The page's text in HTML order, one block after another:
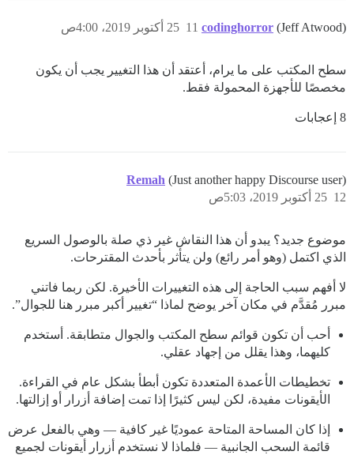
codinghorror (Jeff Atwood) 25 أكتوبر 2019، 4:00ص 11
سطح المكتب على ما يرام، أعتقد أن هذا التغيير يجب أن يكون
مخصصًا للأجهزة المحمولة فقط.
8 إعجابات
Remah (Just another happy Discourse user)
25 أكتوبر 2019، 5:03ص 12
موضوع جديد؟ يبدو أن هذا النقاش غير ذي صلة بالوصول السريع
الذي اكتمل (وهو أمر رائع) ولن يتأثر بأحدث المقترحات.
لا أفهم سبب الحاجة إلى هذه التغييرات الأخيرة. لكن ربما فاتني
مبرر مُقدَّم في مكان آخر يوضح لماذا “تغيير أكبر مبرر هنا للجوال”.
أحب أن تكون قوائم سطح المكتب والجوال متطابقة. أستخدم
كليهما، وهذا يقلل من إجهاد عقلي.
تخطيطات الأعمدة المتعددة تكون أبطأ بشكل عام في القراءة.
الأيقونات مفيدة، لكن ليس كثيرًا إذا تمت إضافة أزرار أو إزالتها.
إذا كان المساحة المتاحة عموديًا غير كافية — وهي بالفعل عرض
قائمة السحب الجانبية — فلماذا لا نستخدم أزرار أيقونات لجميع